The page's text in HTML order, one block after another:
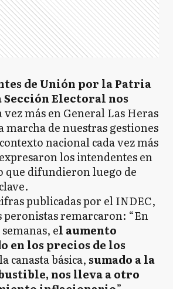
de Unión por la Patria
Sección Electoral nos
vez más en General Las Heras
marcha de nuestras gestiones
nacional cada vez más
los intendentes en
que difundieron luego de
publicadas por el INDEC,
peronistas remarcaron: “En
el aumento
en los precios de los
canasta básica, sumado a la
nos lleva a otro